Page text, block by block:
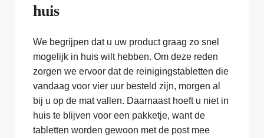
huis
We begrijpen dat u uw product graag zo snel
mogelijk in huis wilt hebben. Om deze reden
zorgen we ervoor dat de reinigingstabletten die
vandaag voor vier uur besteld zijn, morgen al
bij u op de mat vallen. Daarnaast hoeft u niet in
huis te blijven voor een pakketje, want de
tabletten worden gewoon met de post mee